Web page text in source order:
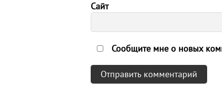
Сайт
Сообщите мне о новых